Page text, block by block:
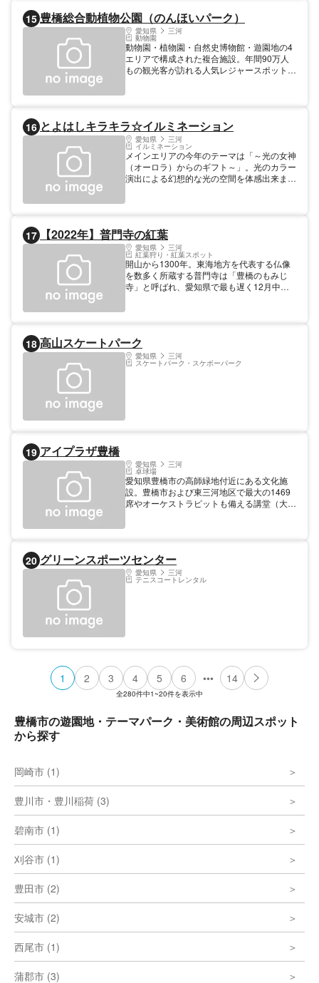
さい。
15 豊橋総合動植物公園（のんほいパーク）
愛知県 三河
動物園
動物園・植物園・自然史博物館・遊園地の4
エリアで構成された複合施設。年間90万人
もの観光客が訪れる人気レジャースポット
た自然スポットも充実している。博物館では
4,200点以上の恐竜標本を常設展示。こども
汽車やゴーカートなど全13種のアトラクシ
ョンがあり、子どもから大人まで楽しめる。
16 とよはしキラキラ☆イルミネーション
愛知県 三河
イルミネーション
メインエリアの今年のテーマは「～光の女神
（オーロラ）からのギフト～」。光のカラー
演出による幻想的な光の空間を体感出来ま
クションマッピングなどを配置します。
12/16～12/25はクリスマスマーケットも開
催予定。10月でオープン1周年を迎えた「豊
橋市まちなか広場」も新たな賑わいの起点と
して存在感を高めており、街歩きの楽しみが
ますます増えました。※イルミネーションの
17 【2022年】普門寺の紅葉
愛知県 三河
紅葉狩り・紅葉スポット
開山から1300年。東海地方を代表する仏像
を数多く所蔵する普門寺は「豊橋のもみじ
寺」と呼ばれ、愛知県で最も遅く12月中旬
りする「切り絵御朱印」発祥の寺として秋限
定御朱印を授与します。
18 高山スケートパーク
愛知県 三河
スケートパーク・スケボーパーク
19 アイプラザ豊橋
愛知県 三河
卓球場
愛知県豊橋市の高師緑地付近にある文化施
設。豊橋市および東三河地区で最大の1469
席やオーケストラピットも備える講堂（大ホ
室などを設置。
20 グリーンスポーツセンター
愛知県 三河
テニスコートレンタル
1 2 3 4 5 6 ••• 14
全280件中1~20件を表示中
豊橋市の遊園地・テーマパーク・美術館の周辺スポット
から探す
岡崎市 (1)
豊川市・豊川稲荷 (3)
碧南市 (1)
刈谷市 (1)
豊田市 (2)
安城市 (2)
西尾市 (1)
蒲郡市 (3)